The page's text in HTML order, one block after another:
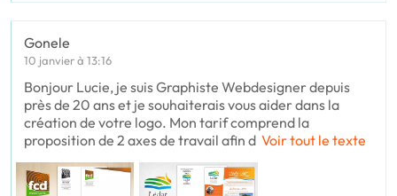
Gonele
10 janvier à 13:16
Bonjour Lucie, je suis Graphiste Webdesigner depuis
près de 20 ans et je souhaiterais vous aider dans la
création de votre logo. Mon tarif comprend la
proposition de 2 axes de travail afin d Voir tout le texte